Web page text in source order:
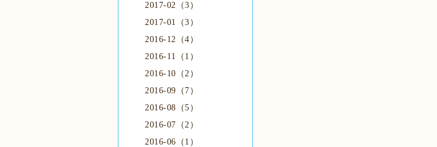
2017-02（3）
2017-01（3）
2016-12（4）
2016-11（1）
2016-10（2）
2016-09（7）
2016-08（5）
2016-07（2）
2016-06（1）